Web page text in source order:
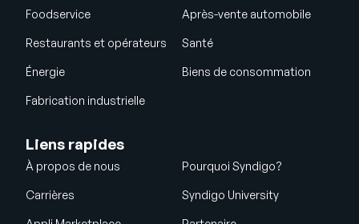
Foodservice Après-vente automobile
Restaurants et opérateurs Santé
Énergie Biens de consommation
Fabrication industrielle
Liens rapides
À propos de nous Pourquoi Syndigo?
Carrières Syndigo University